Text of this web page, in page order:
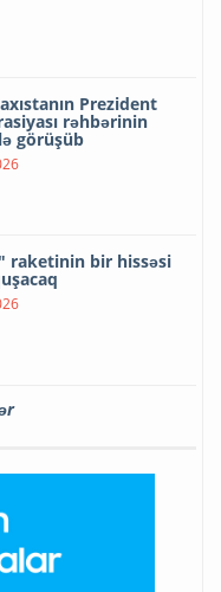
Prezident
rəhbərinin
görüşüb
raketinin bir hissəsi